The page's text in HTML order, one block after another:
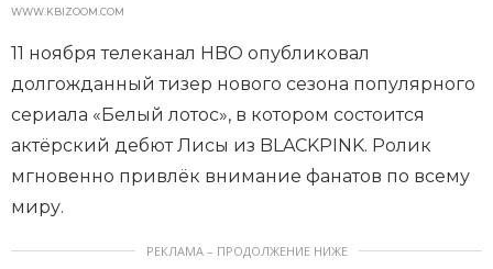
WWW.KBIZOOM.COM
11 ноября телеканал HBO опубликовал
долгожданный тизер нового сезона популярного
сериала «Белый лотос», в котором состоится
актёрский дебют Лисы из BLACKPINK. Ролик
мгновенно привлёк внимание фанатов по всему
миру.
РЕКЛАМА – ПРОДОЛЖЕНИЕ НИЖЕ